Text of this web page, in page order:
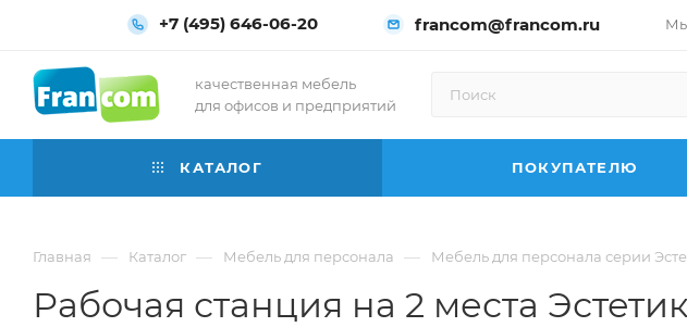
+7 (495) 646-06-20 francom@francom.ru
качественная мебель
для офисов и предприятий
КАТАЛОГ ПОКУПАТЕЛЮ
Главная — Каталог — Мебель для персонала — Мебель для персонала серии
Рабочая станция на 2 места